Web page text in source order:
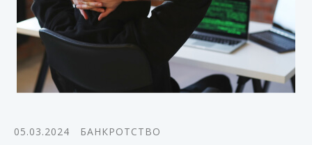
05.03.2024
БАНКРОТСТВО